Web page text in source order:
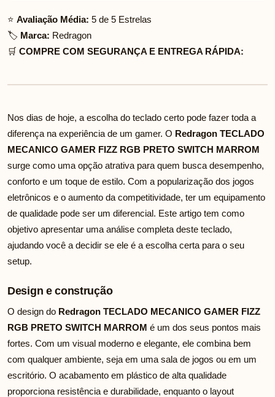
⭐ Avaliação Média: 5 de 5 Estrelas
🏷️ Marca: Redragon
🛒 COMPRE COM SEGURANÇA E ENTREGA RÁPIDA:
Nos dias de hoje, a escolha do teclado certo pode fazer toda a
diferença na experiência de um gamer. O Redragon TECLADO
MECANICO GAMER FIZZ RGB PRETO SWITCH MARROM
surge como uma opção atrativa para quem busca desempenho,
conforto e um toque de estilo. Com a popularização dos jogos
eletrônicos e o aumento da competitividade, ter um equipamento
de qualidade pode ser um diferencial. Este artigo tem como
objetivo apresentar uma análise completa deste teclado,
ajudando você a decidir se ele é a escolha certa para o seu
setup.
Design e construção
O design do Redragon TECLADO MECANICO GAMER FIZZ
RGB PRETO SWITCH MARROM é um dos seus pontos mais
fortes. Com um visual moderno e elegante, ele combina bem
com qualquer ambiente, seja em uma sala de jogos ou em um
escritório. O acabamento em plástico de alta qualidade
proporciona resistência e durabilidade, enquanto o layout